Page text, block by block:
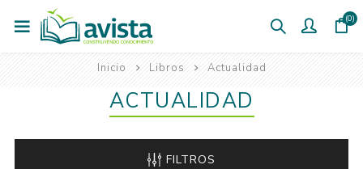
(0)
Inicio Libros Actualidad
ACTUALIDAD
FILTROS